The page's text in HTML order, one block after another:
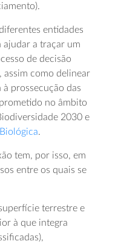
entidades
ajudar a traçar um
de decisão
assim como delinear
prossecução das
no âmbito
2030 e
.
tem, por isso, em
entre os quais se
terrestre e
à que integra